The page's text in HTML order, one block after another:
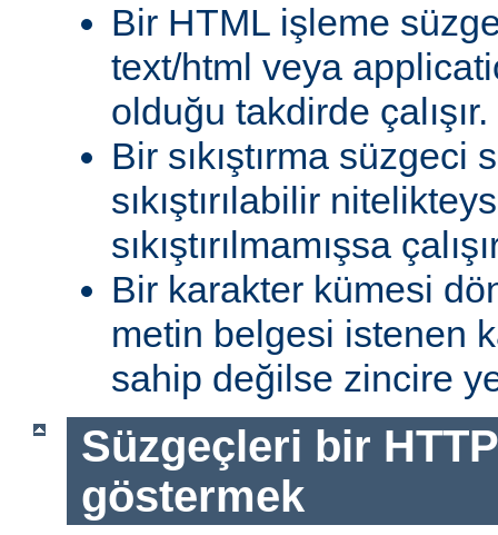
Bir HTML işleme
text/html veya
olduğu takdirde çalışır.
Bir sıkıştırma süzgeci
sıkıştırılabilir
sıkıştırılmamışsa
Bir karakter kümesi
metin belgesi istenen
sahip değilse zincire
Süzgeçleri bir
göstermek